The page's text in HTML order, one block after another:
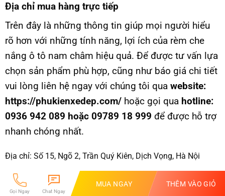
Địa chỉ mua hàng trực tiếp
Trên đây là những thông tin giúp mọi người hiểu
rõ hơn với những tính năng, lợi ích của rèm che
nắng ô tô nam châm hiệu quả. Để được tư vấn lựa
chọn sản phẩm phù hợp, cũng như báo giá chi tiết
vui lòng liên hệ ngay với chúng tôi qua website:
https://phukienxedep.com/hoặc gọi qua hotline:
0936 942 089 hoặc 09789 18 999 để được hỗ trợ
nhanh chóng nhất.
Địa chỉ: Số 15, Ngõ 2, Trần Quý Kiên, Dịch Vọng, Hà Nội
Website: https://phukienxedep.com/
Gọi Ngay Chat Ngay
MUA NGAY THÊM VÀO GIỎ